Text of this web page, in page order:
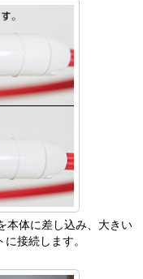
本体に差し込み、大きい
接続します。